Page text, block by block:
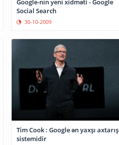
Google-nin yeni xidməti - Google
Social Search
30-10-2009
Tim Cook : Google ən yaxşı axtarış
sistemidir